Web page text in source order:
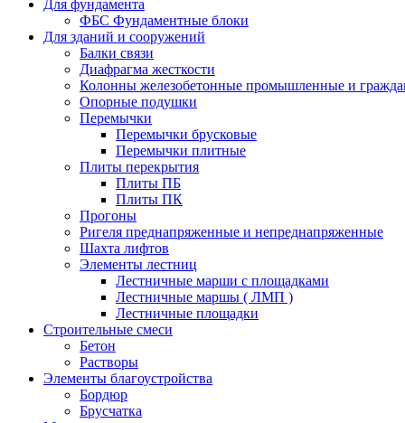
Для фундамента
ФБС Фундаментные блоки
Для зданий и сооружений
Балки связи
Диафрагма жесткости
Колонны железобетонные промышленные и
Опорные подушки
Перемычки
Перемычки брусковые
Перемычки плитные
Плиты перекрытия
Плиты ПБ
Плиты ПК
Прогоны
Ригеля преднапряженные и непреднапряженные
Шахта лифтов
Элементы лестниц
Лестничные марши с площадками
Лестничные маршы ( ЛМП )
Лестничные площадки
Строительные смеси
Бетон
Растворы
Элементы благоустройства
Бордюр
Брусчатка